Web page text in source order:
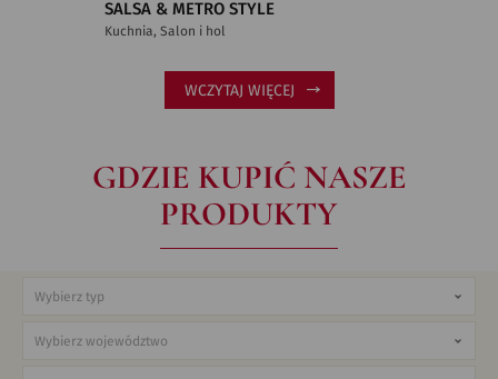
SALSA & METRO STYLE
Kuchnia, Salon i hol
WCZYTAJ WIĘCEJ
GDZIE KUPIĆ NASZE
PRODUKTY